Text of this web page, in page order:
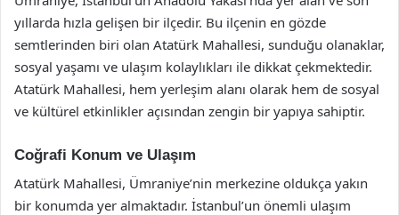
yıllarda hızla gelişen bir ilçedir. Bu ilçenin en gözde
semtlerinden biri olan Atatürk Mahallesi, sunduğu olanaklar,
sosyal yaşamı ve ulaşım kolaylıkları ile dikkat çekmektedir.
Atatürk Mahallesi, hem yerleşim alanı olarak hem de sosyal
ve kültürel etkinlikler açısından zengin bir yapıya sahiptir.
Coğrafi Konum ve Ulaşım
Atatürk Mahallesi, Ümraniye’nin merkezine oldukça yakın
bir konumda yer almaktadır. İstanbul’un önemli ulaşım